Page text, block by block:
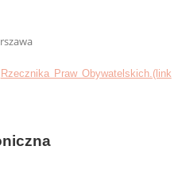
Rzecznika Praw Obywatelskich.(link